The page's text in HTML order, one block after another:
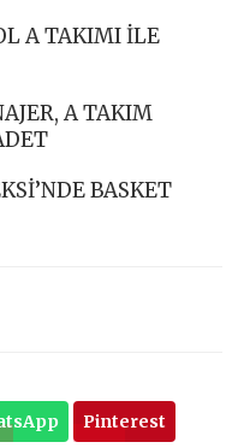
A TAKIMI İLE
A TAKIM
BASKET
Pinterest